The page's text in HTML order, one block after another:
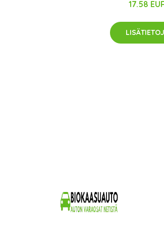
17.58